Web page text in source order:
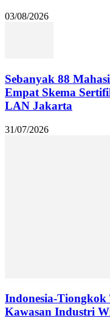
03/08/2026
Sebanyak 88
Empat Skema
LAN Jakarta
31/07/2026
Indonesia-Tiongkok
Kawasan Industri